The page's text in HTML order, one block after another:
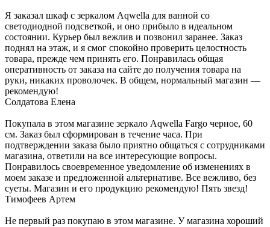
Я заказал шкаф с зеркалом Aqwella для ванной со
светодиодной подсветкой, и оно прибыло в идеальном
состоянии. Курьер был вежлив и позвонил заранее. Заказ
поднял на этаж, и я смог спокойно проверить целостность
товара, прежде чем принять его. Понравилась общая
оперативность от заказа на сайте до получения товара на
руки, никаких проволочек. В общем, нормальный магазин —
рекомендую!
Солдатова Елена
Покупала в этом магазине зеркало Aqwella Fargo черное, 60
см. Заказ был сформирован в течение часа. При
подтверждении заказа было приятно общаться с сотрудниками
магазина, ответили на все интересующие вопросы.
Понравилось своевременное уведомление об изменениях в
моем заказе и предложенной альтернативе. Все вежливо, без
суеты. Магазин и его продукцию рекомендую! Пять звезд!
Тимофеев Артем
Не первый раз покупаю в этом магазине. У магазина хороший